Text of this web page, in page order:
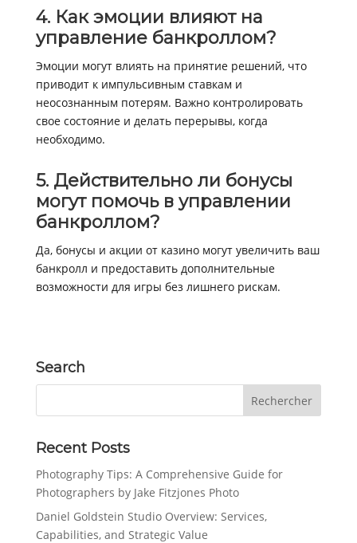
4. Как эмоции влияют на
управление банкроллом?
Эмоции могут влиять на принятие решений, что
приводит к импульсивным ставкам и
неосознанным потерям. Важно контролировать
свое состояние и делать перерывы, когда
необходимо.
5. Действительно ли бонусы
могут помочь в управлении
банкроллом?
Да, бонусы и акции от казино могут увеличить ваш
банкролл и предоставить дополнительные
возможности для игры без лишнего рискам.
Search
Recent Posts
Photography Tips: A Comprehensive Guide for
Photographers by Jake Fitzjones Photo
Daniel Goldstein Studio Overview: Services,
Capabilities, and Strategic Value